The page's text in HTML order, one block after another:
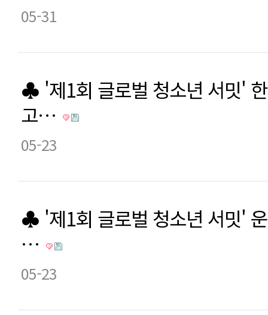
05-31
♣ '제1회 글로벌 청소년 서밋'
고…
05-23
♣ '제1회 글로벌 청소년 서밋'
…
05-23